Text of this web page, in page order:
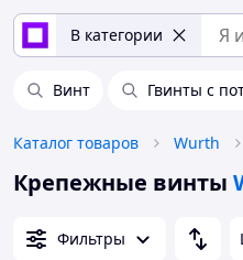
В категории
Винт Гвинты с
Каталог товаров Wurth
Крепежные винты
Фильтры